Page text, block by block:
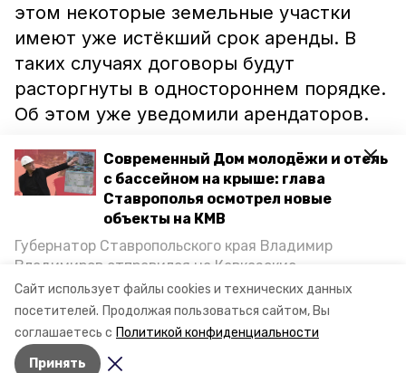
Сайт использует файлы cookies и технических данных
посетителей. Продолжая пользоваться сайтом, Вы
соглашаетесь с Политикой конфиденциальности
Принять
Современный Дом молодёжи и отель
с бассейном на крыше: глава
Ставрополья осмотрел новые
объекты на КМВ
Губернатор Ставропольского края Владимир
Владимиров отправился на Кавказские
Минеральные Воды, чтобы проинспектировать
строительство объектов в Кисловодске и
Минводах, а также выслушать предложения о
постройке новых точек притяжения для местных
жителей. Подробнее — в материале «Победы26».
этом некоторые земельные участки
имеют уже истёкший срок аренды. В
таких случаях договоры будут
расторгнуты в одностороннем порядке.
Об этом уже уведомили арендаторов.
Тем временем клинику-долгострой на
улице Ярошенко в Кисловодске
планируют восстановить
при
поддержке Федерального медико-
биологического агентства.
Фото: администрация Кисловодска
Авторы: Ольга Самсонова